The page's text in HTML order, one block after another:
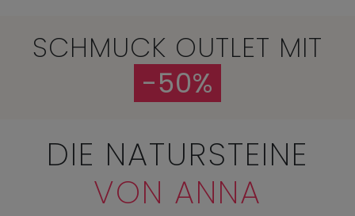
SCHMUCK OUTLET MIT
-50%
DIE NATURSTEINE
VON ANNA